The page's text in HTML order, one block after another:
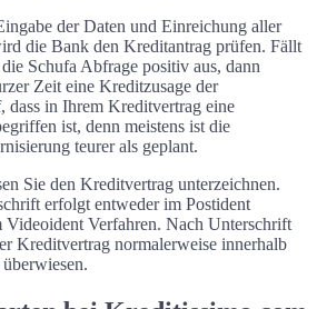
der Daten und Einreichung aller
die Bank den Kreditantrag prüfen. Fällt
Schufa Abfrage positiv aus, dann
Zeit eine Kreditzusage der
dass in Ihrem Kreditvertrag eine
ist, denn meistens ist die
teurer als geplant.
Sie den Kreditvertrag unterzeichnen.
erfolgt entweder im Postident
Videoident Verfahren. Nach Unterschrift
Kreditvertrag normalerweise innerhalb